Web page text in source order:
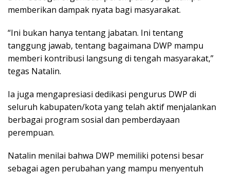
memberikan dampak nyata bagi masyarakat.
“Ini bukan hanya tentang jabatan. Ini tentang
tanggung jawab, tentang bagaimana DWP mampu
memberi kontribusi langsung di tengah masyarakat,”
tegas Natalin.
Ia juga mengapresiasi dedikasi pengurus DWP di
seluruh kabupaten/kota yang telah aktif menjalankan
berbagai program sosial dan pemberdayaan
perempuan.
Natalin menilai bahwa DWP memiliki potensi besar
sebagai agen perubahan yang mampu menyentuh